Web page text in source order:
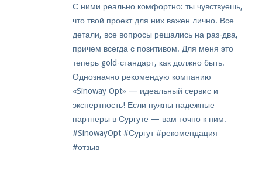
С ними реально комфортно: ты чувствуешь,
что твой проект для них важен лично. Все
детали, все вопросы решались на раз-два,
причем всегда с позитивом. Для меня это
теперь gold-стандарт, как должно быть.
Однозначно рекомендую компанию
«Sinoway Opt» — идеальный сервис и
экспертность! Если нужны надежные
партнеры в Сургуте — вам точно к ним.
#SinowayOpt #Сургут #рекомендация
#отзыв